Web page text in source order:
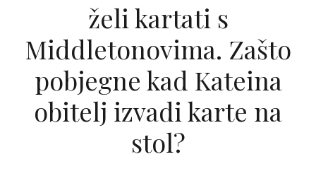
želi kartati s
Middletonovima. Zašto
pobjegne kad Kateina
obitelj izvadi karte na
stol?